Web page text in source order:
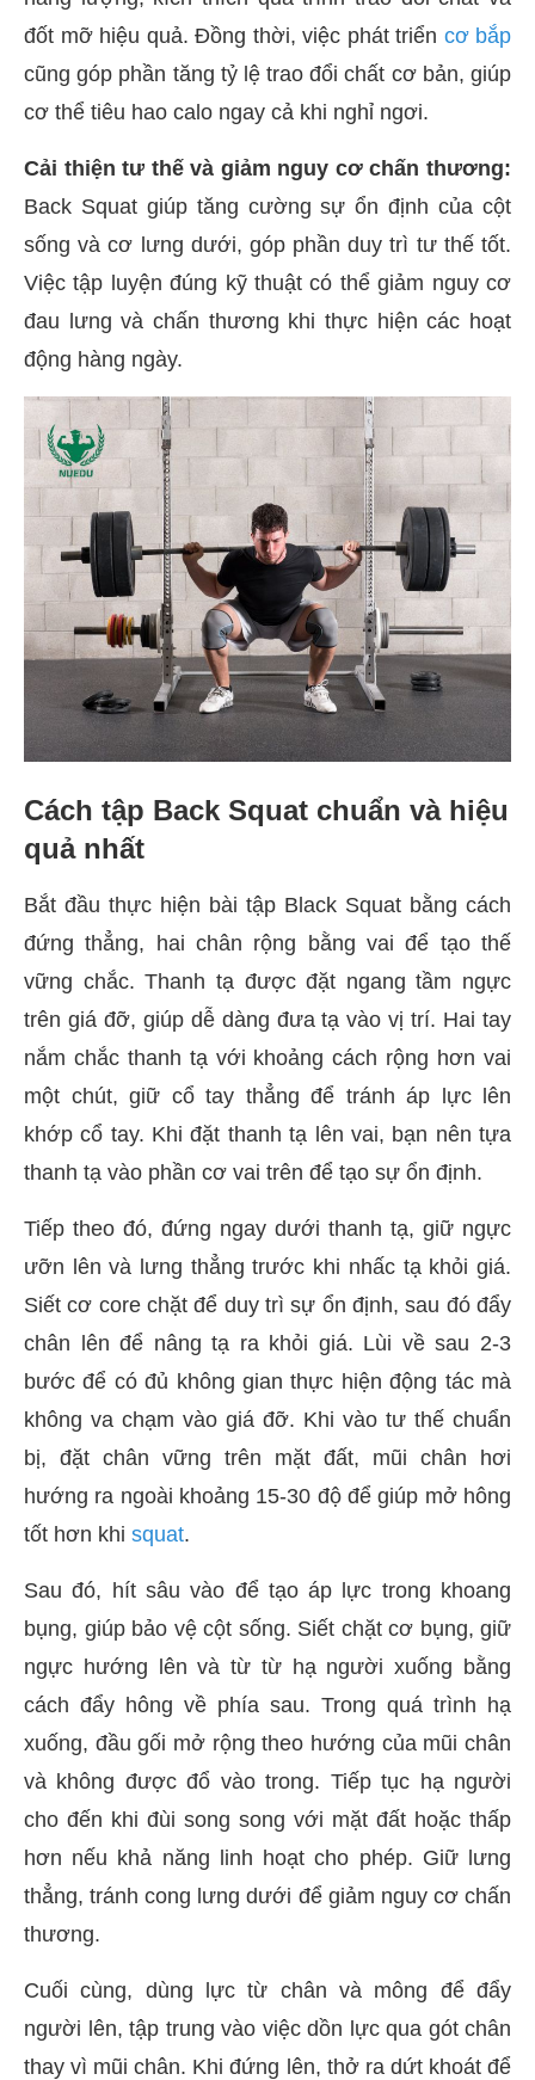
đốt mỡ hiệu quả. Đồng thời, việc phát triển cơ bắp
cũng góp phần tăng tỷ lệ trao đổi chất cơ bản, giúp
cơ thể tiêu hao calo ngay cả khi nghỉ ngơi.
Cải thiện tư thế và giảm nguy cơ chấn thương:
Back Squat giúp tăng cường sự ổn định của cột
sống và cơ lưng dưới, góp phần duy trì tư thế tốt.
Việc tập luyện đúng kỹ thuật có thể giảm nguy cơ
đau lưng và chấn thương khi thực hiện các hoạt
động hàng ngày.
Cách tập Back Squat chuẩn và hiệu
quả nhất
Bắt đầu thực hiện bài tập Black Squat bằng cách
đứng thẳng, hai chân rộng bằng vai để tạo thế
vững chắc. Thanh tạ được đặt ngang tầm ngực
trên giá đỡ, giúp dễ dàng đưa tạ vào vị trí. Hai tay
nắm chắc thanh tạ với khoảng cách rộng hơn vai
một chút, giữ cổ tay thẳng để tránh áp lực lên
khớp cổ tay. Khi đặt thanh tạ lên vai, bạn nên tựa
thanh tạ vào phần cơ vai trên để tạo sự ổn định.
Tiếp theo đó, đứng ngay dưới thanh tạ, giữ ngực
ưỡn lên và lưng thẳng trước khi nhấc tạ khỏi giá.
Siết cơ core chặt để duy trì sự ổn định, sau đó đẩy
chân lên để nâng tạ ra khỏi giá. Lùi về sau 2-3
bước để có đủ không gian thực hiện động tác mà
không va chạm vào giá đỡ. Khi vào tư thế chuẩn
bị, đặt chân vững trên mặt đất, mũi chân hơi
hướng ra ngoài khoảng 15-30 độ để giúp mở hông
tốt hơn khi squat.
Sau đó, hít sâu vào để tạo áp lực trong khoang
bụng, giúp bảo vệ cột sống. Siết chặt cơ bụng, giữ
ngực hướng lên và từ từ hạ người xuống bằng
cách đẩy hông về phía sau. Trong quá trình hạ
xuống, đầu gối mở rộng theo hướng của mũi chân
và không được đổ vào trong. Tiếp tục hạ người
cho đến khi đùi song song với mặt đất hoặc thấp
hơn nếu khả năng linh hoạt cho phép. Giữ lưng
thẳng, tránh cong lưng dưới để giảm nguy cơ chấn
thương.
Cuối cùng, dùng lực từ chân và mông để đẩy
người lên, tập trung vào việc dồn lực qua gót chân
thay vì mũi chân. Khi đứng lên, thở ra dứt khoát để